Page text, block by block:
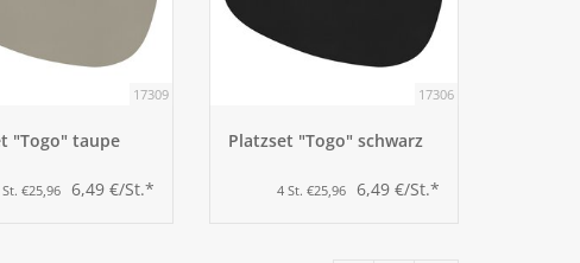
17309
"Togo" taupe
€25,96 6,49 €/St.*
17306
Platzset "Togo" schwarz
4 St. €25,96 6,49 €/St.*